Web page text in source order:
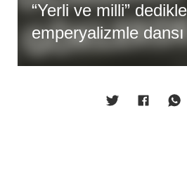
“Yerli ve milli”
emperyalizmle dansı